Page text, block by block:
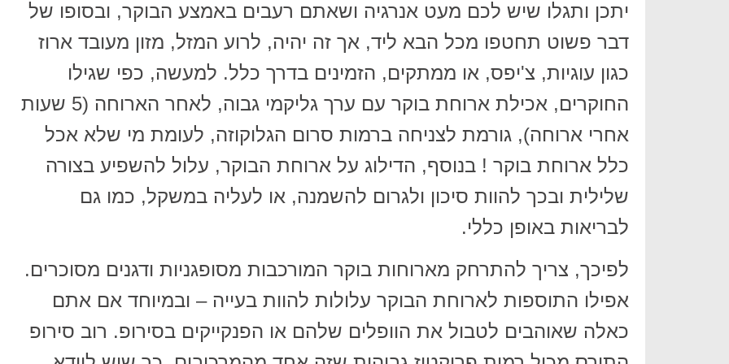
יתכן ותגלו שיש לכם מעט אנרגיה ושאתם רעבים באמצע הבוקר, ובסופו של
דבר פשוט תחטפו מכל הבא ליד, אך זה יהיה, לרוע המזל, מזון מעובד ארוז
כגון עוגיות, צ'יפס, או ממתקים, הזמינים בדרך כלל. למעשה, כפי שגילו
החוקרים, אכילת ארוחת בוקר עם ערך גליקמי גבוה, לאחר הארוחה (5 שעות
אחרי ארוחה), גורמת לצניחה ברמות סרום הגלוקוזה, לעומת מי שלא אכל
כלל ארוחת בוקר ! בנוסף, הדילוג על ארוחת הבוקר, עלול להשפיע בצורה
שלילית ובכך להוות סיכון ולגרום להשמנה, או לעליה במשקל, כמו גם
לבריאות באופן כללי.
לפיכך, צריך להתרחק מארוחות בוקר המורכבות מסופגניות ודגנים מסוכרים.
אפילו התוספות לארוחת הבוקר עלולות להוות בעייה – ובמיוחד אם אתם
כאלה שאוהבים לטבול את הוופלים שלהם או הפנקייקים בסירופ. רוב סירופ